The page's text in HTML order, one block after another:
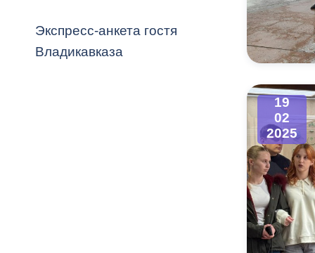
Оценка
местного
Открытые
проверок
Экспресс-анкета гостя
Владикавказа
19
02
2025